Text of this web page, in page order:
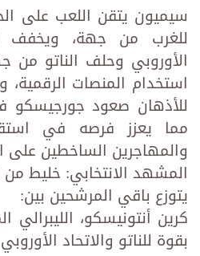
سيميون يتقن اللعب على
للغرب من جهة، ويخفف
الأوروبي وحلف الناتو
استخدام المنصات
للأذهان صعود جورجيسكو
مما يعزز فرصه في
والمهاجرين الساخطين على
المشهد الانتخابي: خليط من
يتوزع باقي المرشحين بين:
كرين أنتونيسكو،
بقوة للناتو والاتحاد